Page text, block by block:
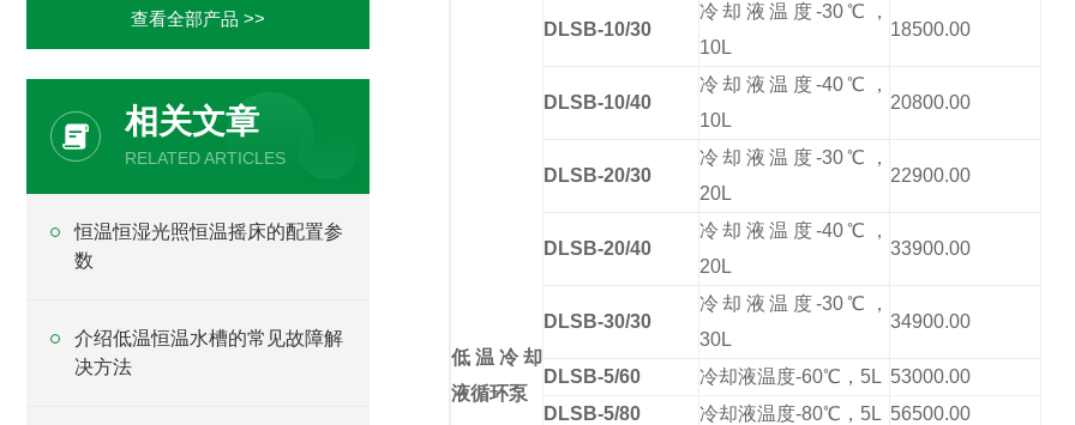
低温冷却
液循环泵
DLSB-10/30
冷却液温度-30℃，
10L
18500.00
DLSB-10/40
冷却液温度-40℃，
10L
20800.00
DLSB-20/30
冷却液温度-30℃，
20L
22900.00
DLSB-20/40
冷却液温度-40℃，
20L
33900.00
DLSB-30/30
冷却液温度-30℃，
30L
34900.00
DLSB-5/60 冷却液温度-60℃，5L 53000.00
DLSB-5/80
冷却液温度-80℃，5L 56500.00
查看全部产品 >>
相关文章
RELATED ARTICLES
恒温恒湿光照恒温摇床的配置参
数
介绍低温恒温水槽的常见故障解
决方法